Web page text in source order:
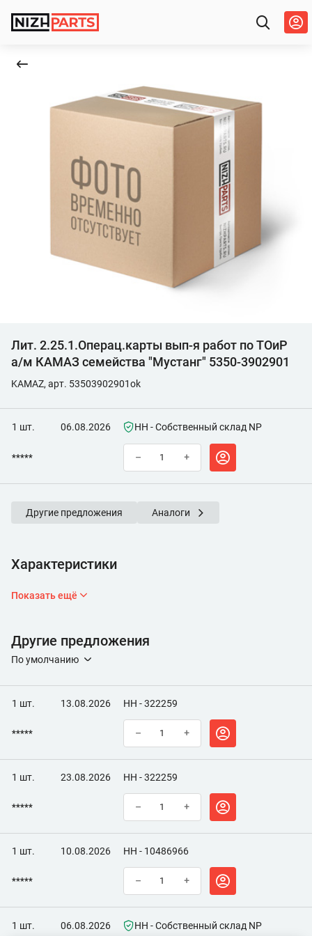
Лит. 2.25.1.Операц.карты вып-я работ по ТОиР
а/м КАМАЗ семейства "Мустанг" 5350-3902901
KAMAZ, арт. 53503902901ok
1 шт. 06.08.2026 НН - Собственный склад NP
***** – +
Другие предложения Аналоги
Характеристики
Показать ещё
Другие предложения
По умолчанию
1 шт. 13.08.2026 НН - 322259
***** – +
1 шт. 23.08.2026 НН - 322259
***** – +
1 шт. 10.08.2026 НН - 10486966
***** – +
1 шт. 06.08.2026 НН - Собственный склад NP